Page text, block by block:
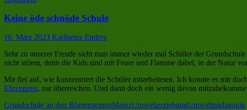
Keine öde schnöde Schule
16. März 2023 Karlheinz Endres
Sehr zu unserer Freude sieht man immer wieder mal Schüler der
nicht stören, denn die Kids sind mit Feuer und Flamme dabei, in der Natur
Mir fiel auf, wie konzentriert die Schüler mitarbeiteten. Ich konnte es mir
Ehrenpreis, zur überreichen. Und dann doch ein wenig davon
Grundschule an den RömersteinenMainzUmwelterziehungUmweltpädagogik